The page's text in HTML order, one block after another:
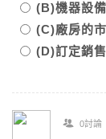
(B)機器設
(C)廠房的
(D)訂定銷
0討論